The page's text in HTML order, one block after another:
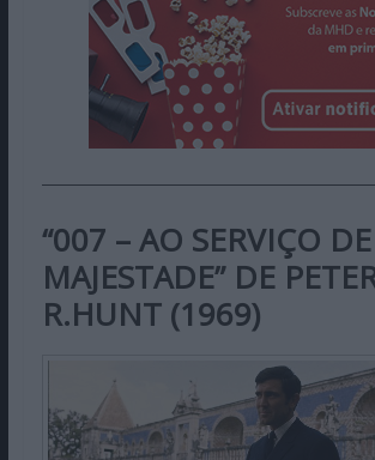
“007 – AO SERVIÇO
MAJESTADE” DE
R.HUNT (1969)